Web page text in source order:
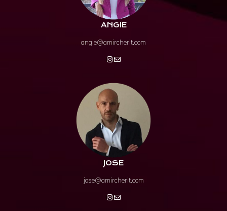
ANGIE
angie@amircherit.com
JOSE
jose@amircherit.com